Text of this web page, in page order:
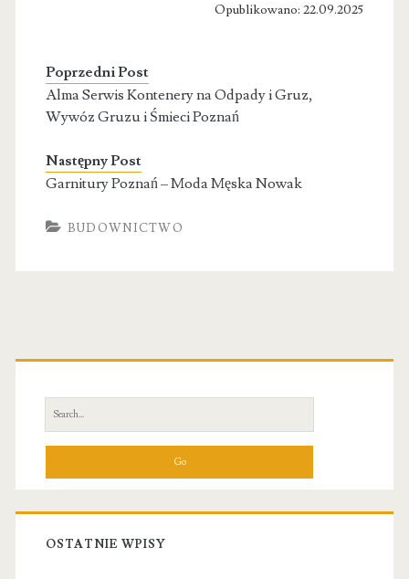
Opublikowano: 22.09.2025
Poprzedni Post
Alma Serwis Kontenery na Odpady i Gruz,
Wywóz Gruzu i Śmieci Poznań
Następny Post
Garnitury Poznań – Moda Męska Nowak
BUDOWNICTWO
Primary
Sidebar
Search
for:
OSTATNIE WPISY